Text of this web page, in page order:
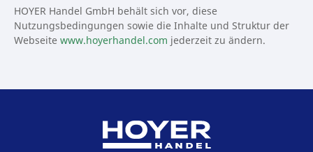
HOYER Handel GmbH behält sich vor, diese
Nutzungsbedingungen sowie die Inhalte und Struktur der
Webseite www.hoyerhandel.com jederzeit zu ändern.